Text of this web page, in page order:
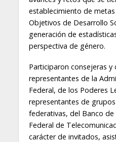
establecimiento de
Objetivos de Desarrollo
generación de
perspectiva de género.
Participaron consejeras y
representantes de la
Federal, de los Poderes
representantes de
federativas, del Banco
Federal de
carácter de invitados,